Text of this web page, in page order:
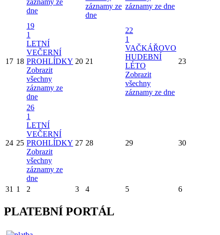
záznamy ze
dne
záznamy ze
dne
záznamy ze dne
17 18
19
1
LETNÍ
VEČERNÍ
PROHLÍDKY
Zobrazit
všechny
záznamy ze
dne
20 21
22
1
VAČKÁŘOVO
HUDEBNÍ
LÉTO
Zobrazit
všechny
záznamy ze dne
23
24 25
26
1
LETNÍ
VEČERNÍ
PROHLÍDKY
Zobrazit
všechny
záznamy ze
dne
27 28 29 30
31 1 2 3 4 5 6
PLATEBNÍ PORTÁL